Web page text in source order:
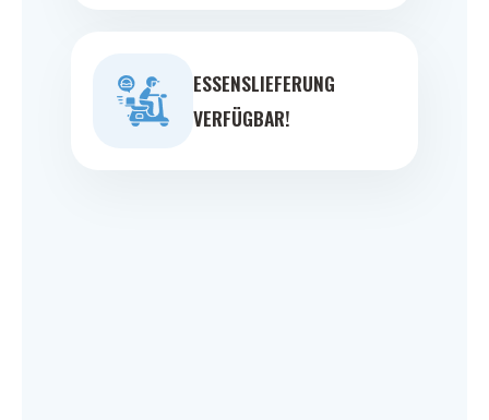
ESSENSLIEFERUNG
VERFÜGBAR!